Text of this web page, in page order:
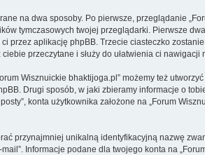
na dwa sposoby. Po pierwsze, przeglądanie
tymczasowych twojej przeglądarki. Pierwsze
przez aplikację phpBB. Trzecie ciasteczko
ciebie przeczytane i służy do ułatwienia ci nawigacji
Wisznuickie bhaktijoga.pl” możemy też
Drugi sposób, w jaki zbieramy informacje o
konta użytkownika założone na „Forum
przynajmniej unikalną identyfikacyjną nazwę
Informacje podane dla twojego konta na